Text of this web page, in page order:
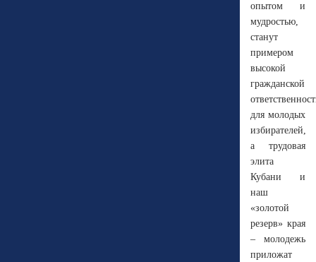
опытом и
мудростью,
станут
примером
высокой
гражданской
для молодых
избирателей,
а трудовая
элита
Кубани и
наш
«золотой
резерв» края
– молодежь
приложат